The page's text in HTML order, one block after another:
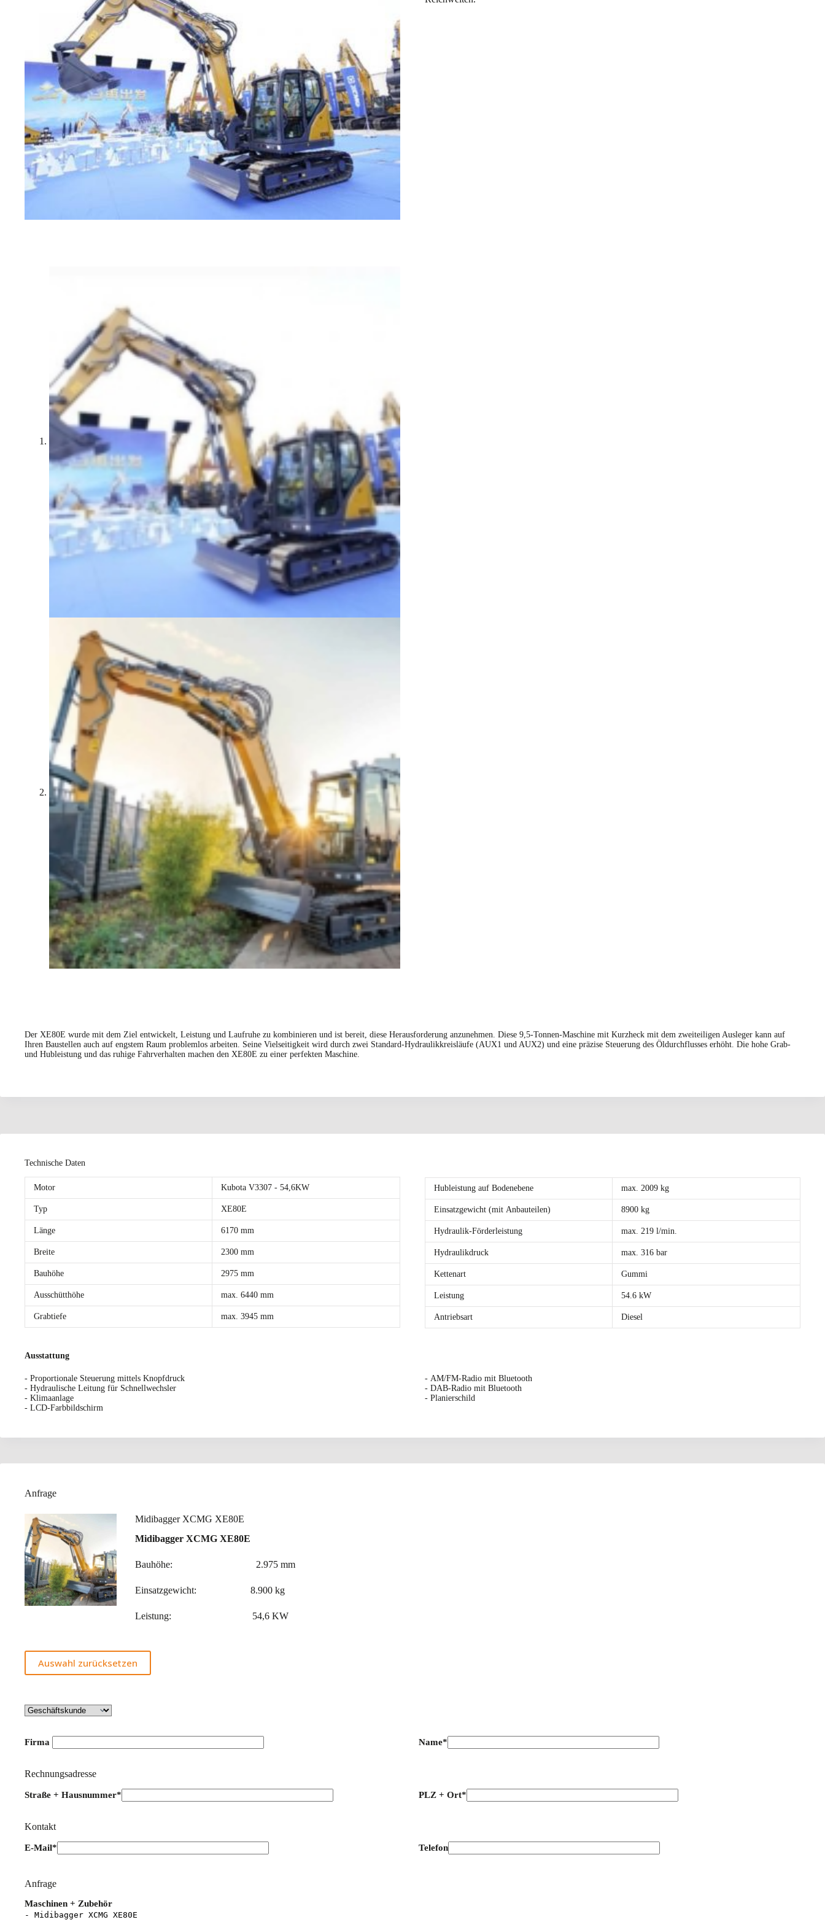
Der XE80E wurde mit dem Ziel entwickelt, Leistung und Laufruhe zu kombinieren und ist bereit, diese Herausforderung anzunehmen. Diese 9,5-Tonnen-Maschine mit Kurzheck mit dem zweiteiligen Ausleger kann auf
Ihren Baustellen auch auf engstem Raum problemlos arbeiten. Seine Vielseitigkeit wird durch zwei Standard-Hydraulikkreisläufe (AUX1 und AUX2) und eine präzise Steuerung des Öldurchflusses erhöht. Die hohe Grab-
und Hubleistung und das ruhige Fahrverhalten machen den XE80E zu einer perfekten Maschine.
Technische Daten
Motor Kubota V3307 - 54,6KW
Typ XE80E
Länge 6170 mm
Breite 2300 mm
Bauhöhe 2975 mm
Ausschütthöhe max. 6440 mm
Grabtiefe max. 3945 mm
Hubleistung auf Bodenebene max. 2009 kg
Einsatzgewicht (mit Anbauteilen) 8900 kg
Hydraulik-Förderleistung max. 219 l/min.
Hydraulikdruck max. 316 bar
Kettenart Gummi
Leistung 54.6 kW
Antriebsart Diesel
Ausstattung
- Proportionale Steuerung mittels Knopfdruck
- Hydraulische Leitung für Schnellwechsler
- Klimaanlage
- LCD-Farbbildschirm
- AM/FM-Radio mit Bluetooth
- DAB-Radio mit Bluetooth
- Planierschild
Anfrage
Midibagger XCMG XE80E
Midibagger XCMG XE80E
Bauhöhe: 2.975 mm
Einsatzgewicht: 8.900 kg
Leistung: 54,6 KW
Auswahl zurücksetzen
Firma Name*
Rechnungsadresse
Straße + Hausnummer* PLZ + Ort*
Kontakt
E-Mail*
Telefon
Anfrage
Maschinen + Zubehör